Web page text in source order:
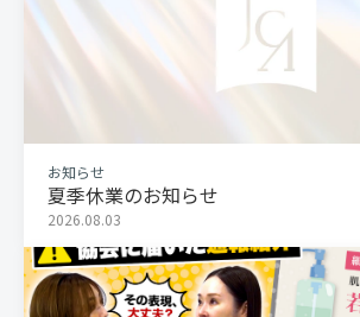
お知らせ
夏季休業のお知らせ
2026.08.03